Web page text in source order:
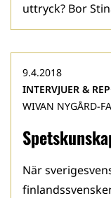
uttryck? Bor
9.4.2018
INTERVJUER &
WIVAN NYGÅRD-
När